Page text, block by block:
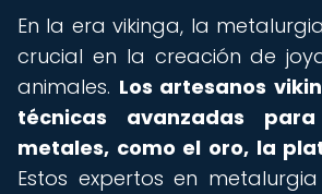
En la era vikinga, la
crucial en la creación de
animales. Los artesanos
técnicas avanzadas
metales, como el oro, la
Estos expertos en